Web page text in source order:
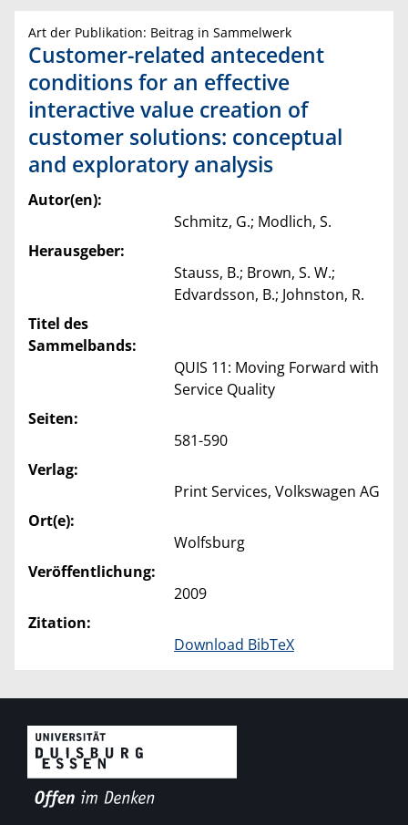
Art der Publikation: Beitrag in Sammelwerk
Customer-related antecedent
conditions for an effective
interactive value creation of
customer solutions: conceptual
and exploratory analysis
Autor(en):
Schmitz, G.; Modlich, S.
Herausgeber:
Stauss, B.; Brown, S. W.;
Edvardsson, B.; Johnston, R.
Titel des
Sammelbands:
QUIS 11: Moving Forward with
Service Quality
Seiten:
581-590
Verlag:
Print Services, Volkswagen AG
Ort(e):
Wolfsburg
Veröffentlichung:
2009
Zitation:
Download BibTeX